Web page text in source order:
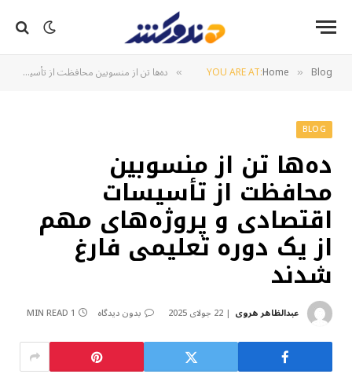
YOU ARE AT:Home » Blog
» ده‌ها تن از منسوبین محافظت از تأسیسات اقتصادی و پروژه‌های مهم از یک دوره تعلیمی فارغ شدند
BLOG
ده‌ها تن از منسوبین
محافظت از تأسیسات
اقتصادی و پروژه‌های مهم
از یک دوره تعلیمی فارغ
شدند
عبدالظاهر هروی 22 جولای 2025 بدون دیدگاه 1 MIN READ